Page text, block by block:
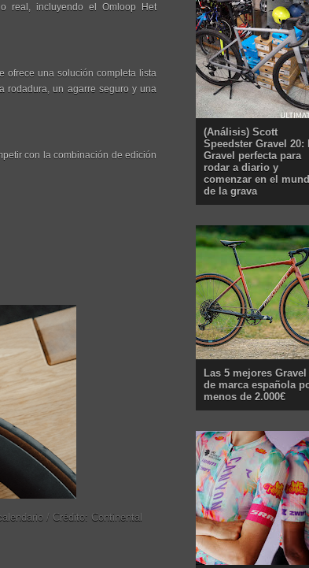
real, incluyendo el Omloop Het
ofrece una solución completa lista
rodadura, un agarre seguro y una
con la combinación de edición
/ Crédito: Continental
(Análisis) Scott
Speedster Gravel 20:
Gravel perfecta para
rodar a diario y
comenzar en el
de la grava
Las 5 mejores Gravel
de marca española
menos de 2.000€